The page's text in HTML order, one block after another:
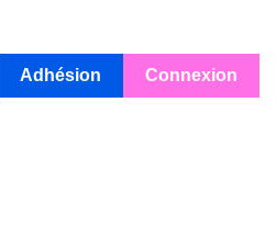
Adhésion Connexion